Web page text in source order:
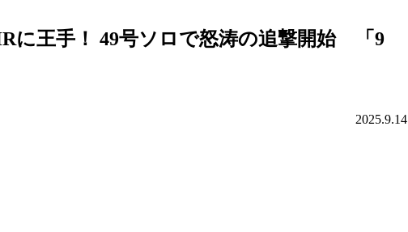
に王手！ 49号ソロで怒涛の追撃開始 「9
2025.9.14